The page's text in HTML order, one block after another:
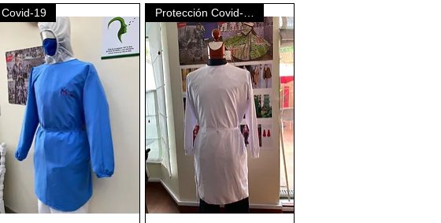
Covid-19 Protección Covid-19